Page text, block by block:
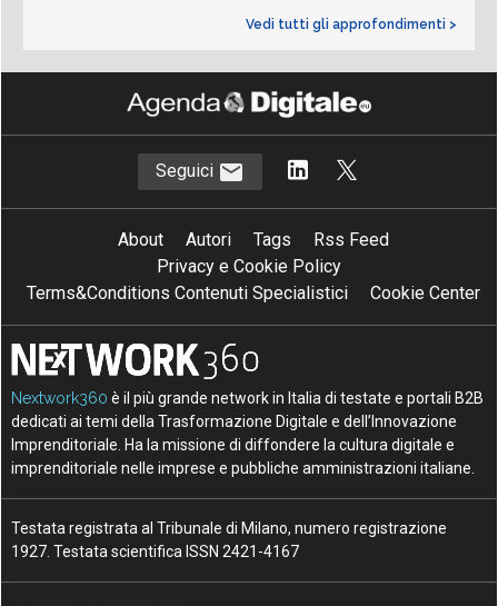
Vedi tutti gli approfondimenti >
Seguici
About Autori Tags
Rss Feed
Privacy e Cookie Policy
Terms&Conditions Contenuti Specialistici
Cookie Center
Nextwork360 è il più grande network in Italia di testate e portali B2B
dedicati ai temi della Trasformazione Digitale e dell’Innovazione
Imprenditoriale. Ha la missione di diffondere la cultura digitale e
imprenditoriale nelle imprese e pubbliche amministrazioni italiane.
Testata registrata al Tribunale di Milano, numero registrazione
1927. Testata scientifica ISSN 2421-4167